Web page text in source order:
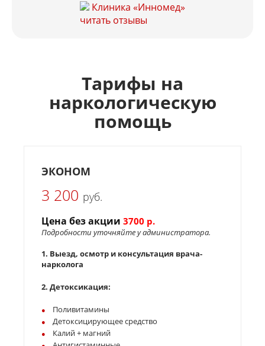
Клиника «Инномед»
читать отзывы
Тарифы на
наркологическую
помощь
ЭКОНОМ
3 200 руб.
Цена без акции 3700 р.
Подробности уточняйте у администратора.
1. Выезд, осмотр и консультация врача-
нарколога
2. Детоксикация:
Поливитамины
Детоксицирующее средство
Калий + магний